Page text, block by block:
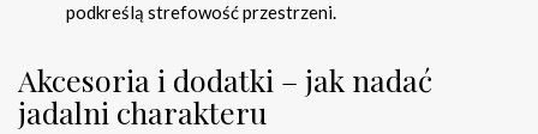
podkreślą strefowość przestrzeni.
Akcesoria i dodatki – jak nadać
jadalni charakteru